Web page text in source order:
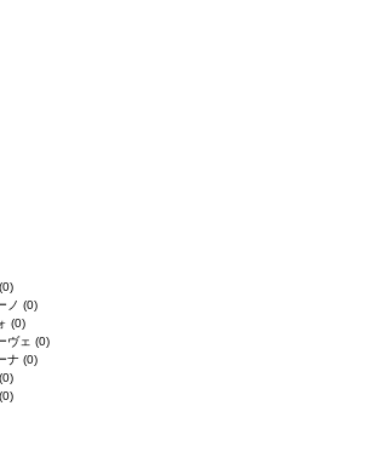
(0)
ノ (0)
(0)
ヴェ (0)
ナ (0)
(0)
(0)